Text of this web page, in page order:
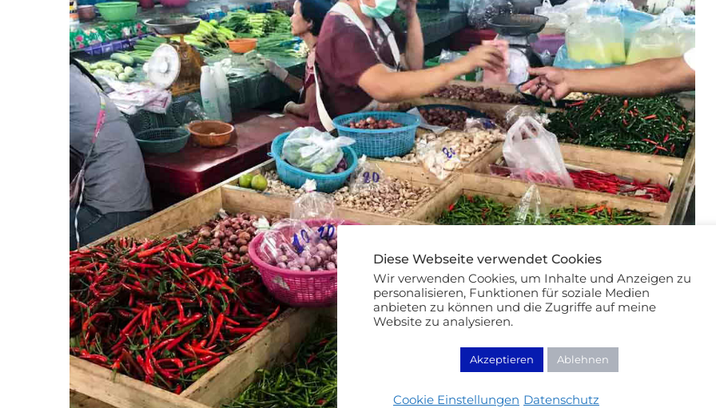
Diese Webseite verwendet Cookies
Wir verwenden Cookies, um Inhalte und Anzeigen zu
personalisieren, Funktionen für soziale Medien
anbieten zu können und die Zugriffe auf meine
Website zu analysieren.
Akzeptieren Ablehnen
Cookie Einstellungen Datenschutz